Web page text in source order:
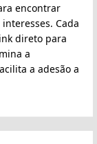
encontrar
Cada
direto para
a
a adesão a